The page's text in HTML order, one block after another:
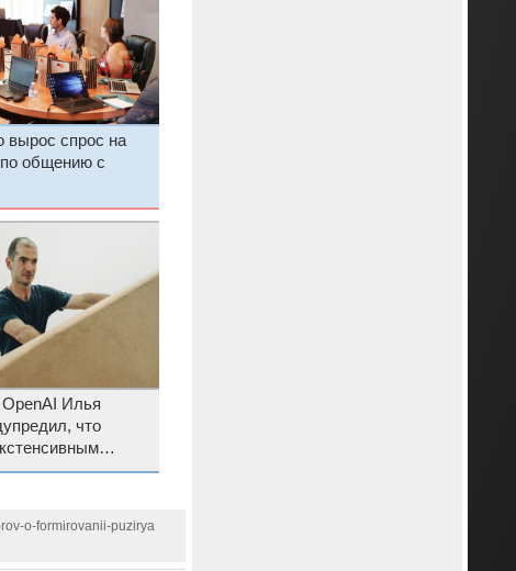
вырос спрос на
общению с
Илья
что
o-formirovanii-puzirya